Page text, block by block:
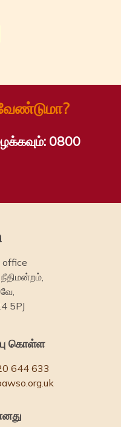
0800
office
நீதிமன்றம்,
5PJ
கொள்ள
644 633